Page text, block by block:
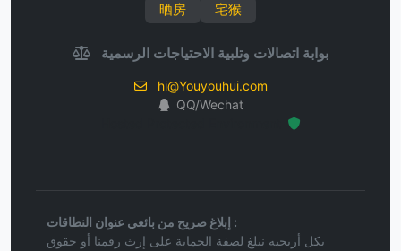
晒房
宅猴
بوابة اتصالات وتلبية الاحتياجات الرسمية
hi@Youyouhui.com
QQ/Wechat
إبلاغ صريح من بائعي عنوان النطاقات :
بكل أريحيه نبلغ لصفة الحماية على إرث رقمنا أو حقوق